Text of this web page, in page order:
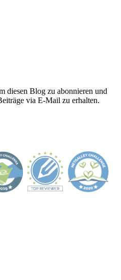
diesen Blog zu abonnieren und
via E-Mail zu erhalten.